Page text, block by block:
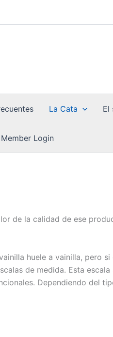
La Cata El
Member Login
de la calidad de ese
huele a vainilla, pero
de medida. Esta
Dependiendo del